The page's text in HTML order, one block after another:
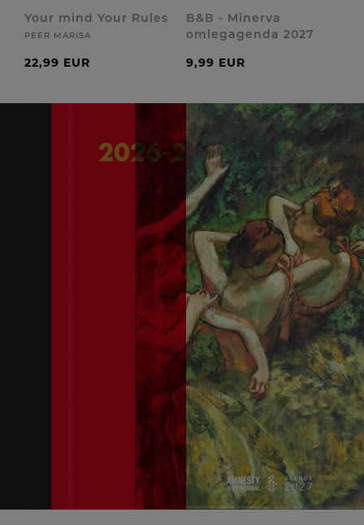
Your mind Your Rules
PEER MARISA
22,99 EUR
B&B - Minerva
omlegagenda 2027
9,99 EUR